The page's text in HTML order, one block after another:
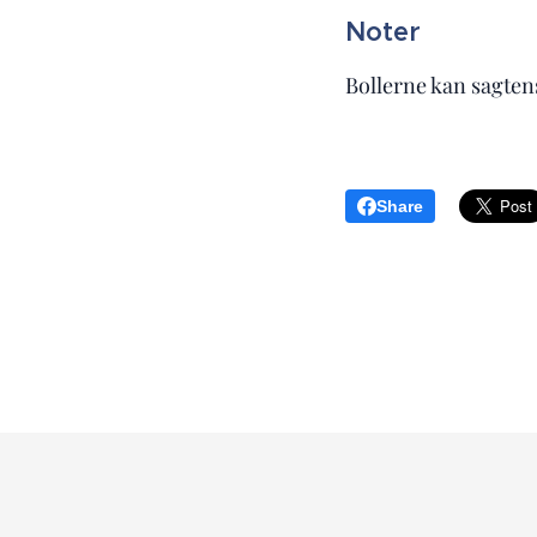
Noter
Bollerne kan
Share